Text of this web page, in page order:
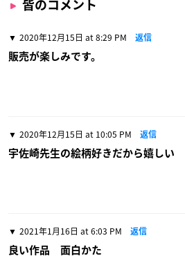
皆のコメント
2020年12月15日 at 8:29 PM 返信
販売が楽しみです。
2020年12月15日 at 10:05 PM 返信
宇佐崎先生の絵柄好きだから嬉しい
2021年1月16日 at 6:03 PM 返信
良い作品 面白かた